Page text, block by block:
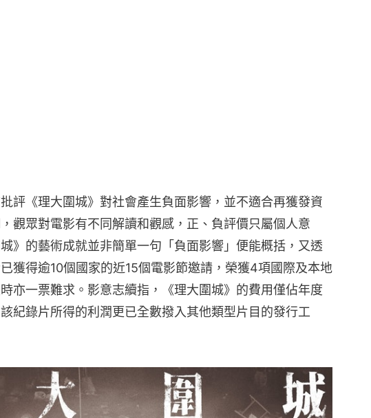
評《理大圍城》對社會產生負面影響，並不適合再獲發資
觀眾對電影有不同解讀和觀感，正、負評價只屬個人意
》的藝術成就並非簡單一句「負面影響」便能概括，又透
獲得逾10個國家的近15個電影節邀請，榮獲4項國際及本地
亦一票難求。影意志續指，《理大圍城》的費用僅佔年度
紀錄片所得的利潤更已全數撥入其他類型片目的發行工